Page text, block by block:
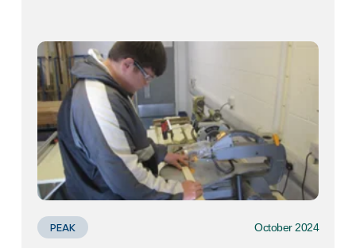
PEAK October 2024